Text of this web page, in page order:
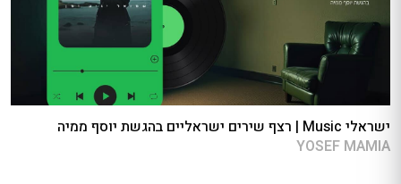
ישראלי Music | רצף שירים ישראליים בהגשת יוסף ממיה
YOSEF MAMIA